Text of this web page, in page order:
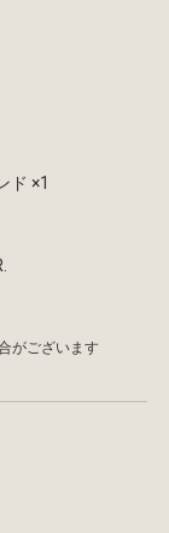
ド ×1
がございます